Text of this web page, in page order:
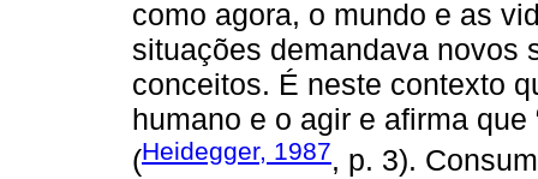
como agora, o mundo e as
situações demandava novos
conceitos. É neste contexto
humano e o agir e afirma que
(Heidegger, 1987, p. 3).